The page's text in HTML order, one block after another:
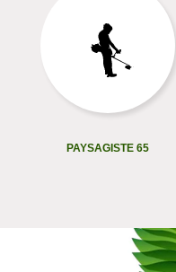
PAYSAGISTE 65